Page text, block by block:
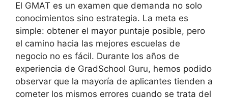
El GMAT es un examen que demanda no solo
conocimientos sino estrategia. La meta es
simple: obtener el mayor puntaje posible, pero
el camino hacia las mejores escuelas de
negocio no es fácil. Durante los años de
experiencia de GradSchool Guru, hemos podido
observar que la mayoría de aplicantes tienden a
cometer los mismos errores cuando se trata del